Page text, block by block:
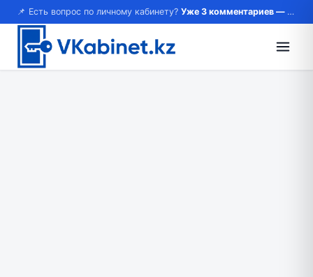
📌 Есть вопрос по личному кабинету? Уже 3 комментариев — возможно, ответ там!